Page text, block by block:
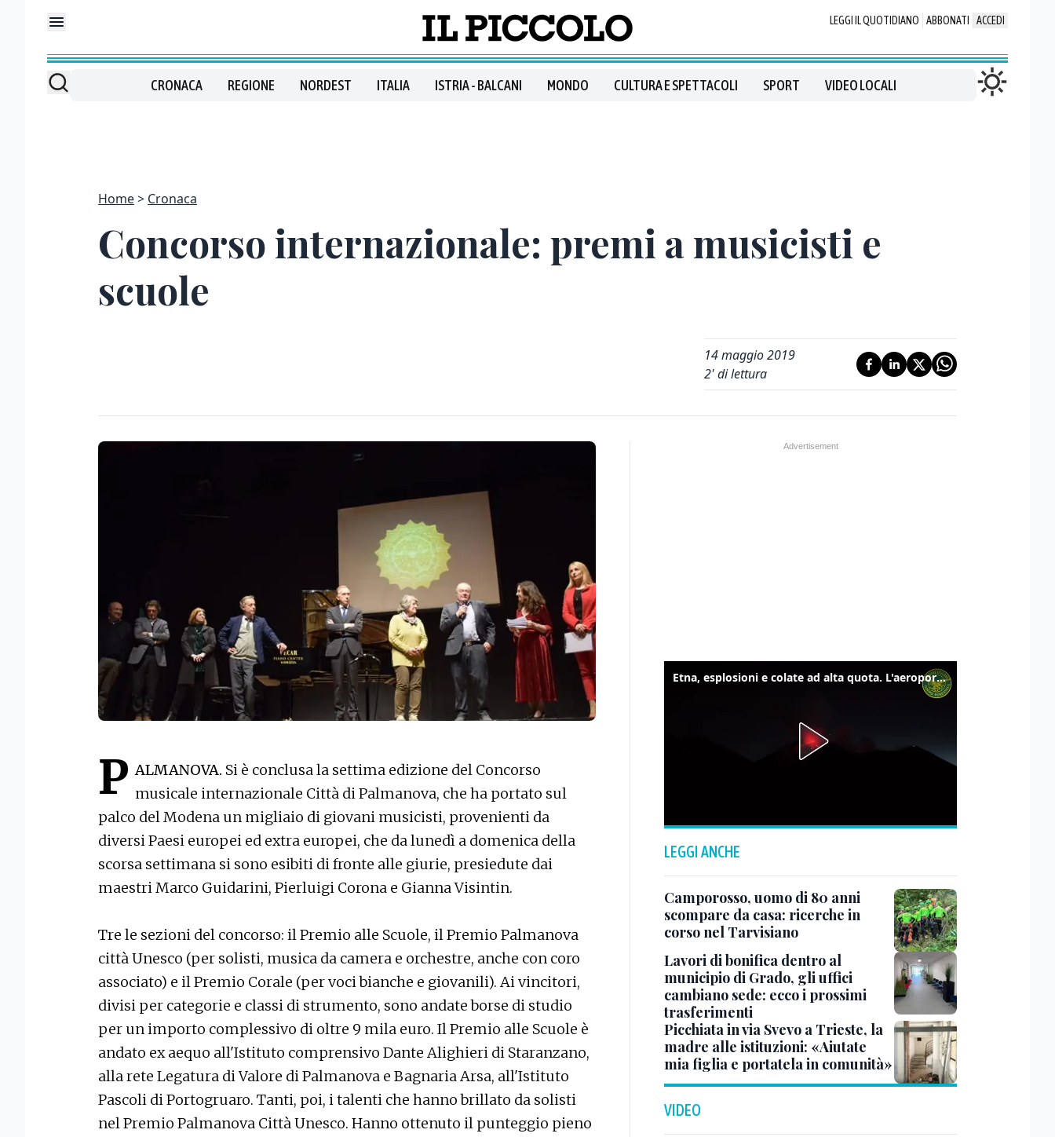
LEGGI IL QUOTIDIANO ABBONATI ACCEDI
CRONACA REGIONE NORDEST ITALIA ISTRIA - BALCANI MONDO CULTURA E SPETTACOLI SPORT VIDEO LOCALI
Home Cronaca
Concorso internazionale: premi a musicisti e
scuole
14 maggio 2019
2' di lettura
P ALMANOVA. Si è conclusa la settima edizione del Concorso
musicale internazionale Città di Palmanova, che ha portato sul
palco del Modena un migliaio di giovani musicisti, provenienti da
diversi Paesi europei ed extra europei, che da lunedì a domenica della
scorsa settimana si sono esibiti di fronte alle giurie, presiedute dai
maestri Marco Guidarini, Pierluigi Corona e Gianna Visintin.
Tre le sezioni del concorso: il Premio alle Scuole, il Premio Palmanova
città Unesco (per solisti, musica da camera e orchestre, anche con coro
associato) e il Premio Corale (per voci bianche e giovanili). Ai vincitori,
divisi per categorie e classi di strumento, sono andate borse di studio
per un importo complessivo di oltre 9 mila euro. Il Premio alle Scuole è
andato ex aequo all'Istituto comprensivo Dante Alighieri di Staranzano,
alla rete Legatura di Valore di Palmanova e Bagnaria Arsa, all'Istituto
Pascoli di Portogruaro. Tanti, poi, i talenti che hanno brillato da solisti
nel Premio Palmanova Città Unesco. Hanno ottenuto il punteggio pieno
Etna, esplosioni e colate ad alta quota. L'aeroporto di Catania verso la normalità
LEGGI ANCHE
Camporosso, uomo di 80 anni
scompare da casa: ricerche in
corso nel Tarvisiano
Lavori di bonifica dentro al
municipio di Grado, gli uffici
cambiano sede: ecco i prossimi
trasferimenti
Picchiata in via Svevo a Trieste, la
madre alle istituzioni: «Aiutate
mia figlia e portatela in comunità»
VIDEO